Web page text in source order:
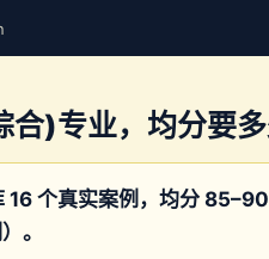
)专业，均分要多
16 个真实案例，均分
。